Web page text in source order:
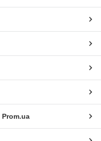
Prom.ua